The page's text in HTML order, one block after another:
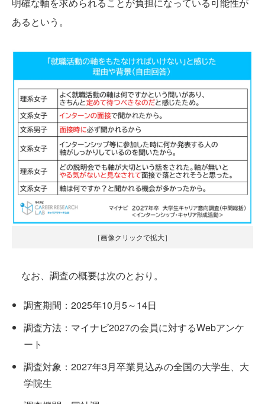
あるという。
［画像クリックで拡大］
なお、調査の概要は次のとおり。
調査期間：2025年10月5～14日
調査方法：マイナビ2027の会員に対するWebアンケ
ート
調査対象：2027年3月卒業見込みの全国の大学生、大
学院生